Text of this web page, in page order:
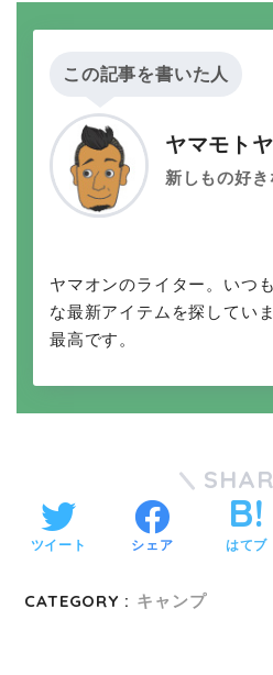
この記事を書いた人
ヤマモト
新しもの好
ヤマオンのライター。いつ
な最新アイテムを探してい
最高です。
ツイート シェア はてブ
CATEGORY : キャンプ